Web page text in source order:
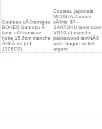
Couteau cÃ©ramique
BOKER Santoku Ã
lame cÃ©ramique
noire 15,6cm manche
Ã©bÃ¨ne (ref.
1306CS)
Couteau japonais
MCUSTA Zanmai
sÃ©rie 3P -
SANTOKU lame acier
VG10 et manche
pakkawood laminÃ©
avec bague nickel-
argent